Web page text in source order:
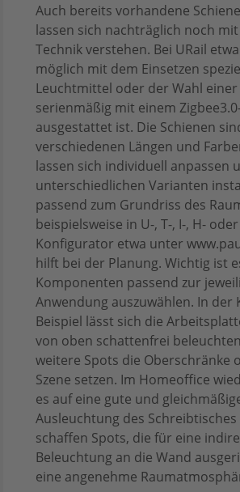
Auch bereits vorhandene
lassen sich nachträglich noch
Technik verstehen. Bei URail
möglich mit dem Einsetzen
Leuchtmittel oder der Wahl einer
serienmäßig mit einem
ausgestattet ist. Die Schienen
verschiedenen Längen und
lassen sich individuell anpassen
unterschiedlichen Varianten
passend zum Grundriss des
beispielsweise in U-, T-, I-, H-
Konfigurator etwa unter
hilft bei der Planung. Wichtig ist
Komponenten passend zur
Anwendung auszuwählen. In der
Beispiel lässt sich die
von oben schattenfrei
weitere Spots die Oberschränke
Szene setzen. Im Homeoffice
es auf eine gute und
Ausleuchtung des Schreibtisches
schaffen Spots, die für eine
Beleuchtung an die Wand
eine angenehme